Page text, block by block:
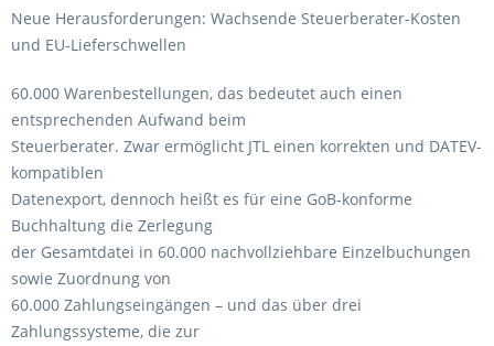
Neue Herausforderungen: Wachsende Steuerberater-Kosten
und EU-Lieferschwellen
60.000 Warenbestellungen, das bedeutet auch einen
entsprechenden Aufwand beim
Steuerberater. Zwar ermöglicht JTL einen korrekten und DATEV-
kompatiblen
Datenexport, dennoch heißt es für eine GoB-konforme
Buchhaltung die Zerlegung
der Gesamtdatei in 60.000 nachvollziehbare Einzelbuchungen
sowie Zuordnung von
60.000 Zahlungseingängen – und das über drei
Zahlungssysteme, die zur